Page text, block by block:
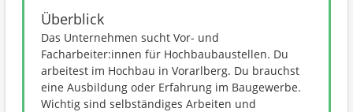
Überblick
Das Unternehmen sucht Vor- und
Facharbeiter:innen für Hochbaubaustellen. Du
arbeitest im Hochbau in Vorarlberg. Du brauchst
eine Ausbildung oder Erfahrung im Baugewerbe.
Wichtig sind selbständiges Arbeiten und